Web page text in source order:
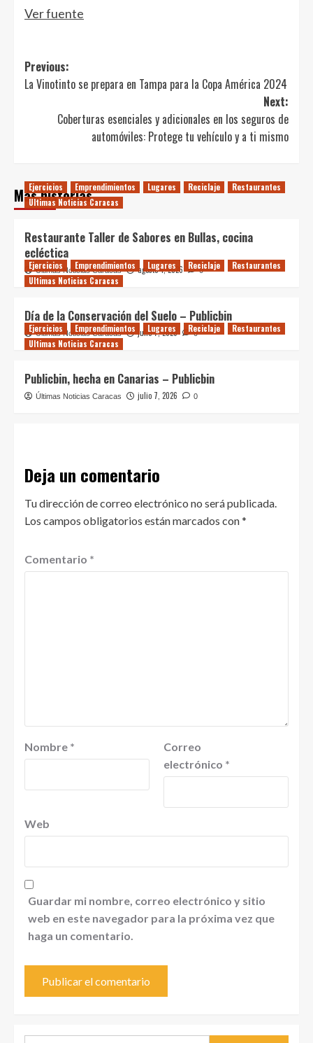
Ver fuente
Post
navigation
Previous:
La Vinotinto se prepara en Tampa para la Copa América 2024
Next:
Coberturas esenciales y adicionales en los seguros de
automóviles: Protege tu vehículo y a ti mismo
Más historias
Ejercicios Emprendimientos Lugares Reciclaje
Restaurantes
Ultimas Noticias Caracas
Restaurante Taller de Sabores en Bullas, cocina
ecléctica
Últimas Noticias Caracas agosto 4, 2026 0
Ejercicios Emprendimientos Lugares Reciclaje
Restaurantes
Ultimas Noticias Caracas
Día de la Conservación del Suelo – Publicbin
Últimas Noticias Caracas julio 7, 2026 0
Ejercicios Emprendimientos Lugares Reciclaje
Restaurantes
Ultimas Noticias Caracas
Publicbin, hecha en Canarias – Publicbin
Últimas Noticias Caracas julio 7, 2026 0
Deja un comentario
Tu dirección de correo electrónico no será publicada.
Los campos obligatorios están marcados con*
Comentario *
Nombre *
Correo
electrónico *
Web
Guardar mi nombre, correo electrónico y sitio
web en este navegador para la próxima vez que
haga un comentario.